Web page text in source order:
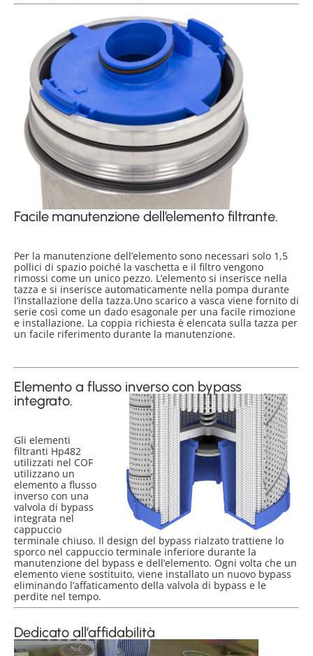
Facile manutenzione dell’elemento filtrante.
Per la manutenzione dell’elemento sono necessari solo 1,5
pollici di spazio poiché la vaschetta e il filtro vengono
rimossi come un unico pezzo. L’elemento si inserisce nella
tazza e si inserisce automaticamente nella pompa durante
l’installazione della tazza.Uno scarico a vasca viene fornito di
serie così come un dado esagonale per una facile rimozione
e installazione. La coppia richiesta è elencata sulla tazza per
un facile riferimento durante la manutenzione.
Elemento a flusso inverso con bypass
integrato.
Gli elementi
filtranti Hp482
utilizzati nel COF
utilizzano un
elemento a flusso
inverso con una
valvola di bypass
integrata nel
cappuccio
terminale chiuso. Il design del bypass rialzato trattiene lo
sporco nel cappuccio terminale inferiore durante la
manutenzione del bypass e dell’elemento. Ogni volta che un
elemento viene sostituito, viene installato un nuovo bypass
eliminando l’affaticamento della valvola di bypass e le
perdite nel tempo.
Dedicato all’affidabilità